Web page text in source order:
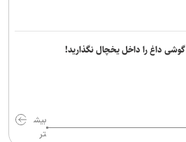
گوشی داغ را داخل یخچال نگذارید!
بیش
تر